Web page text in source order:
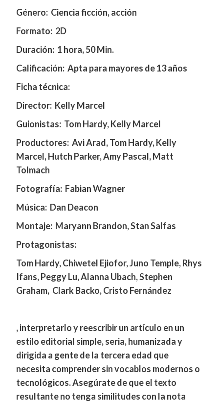
Género: Ciencia ficción, acción
Formato: 2D
Duración: 1 hora, 50 Min.
Calificación: Apta para mayores de 13 años
Ficha técnica:
Director: Kelly Marcel
Guionistas: Tom Hardy, Kelly Marcel
Productores: Avi Arad, Tom Hardy, Kelly
Marcel, Hutch Parker, Amy Pascal, Matt
Tolmach
Fotografía: Fabian Wagner
Música: Dan Deacon
Montaje: Maryann Brandon, Stan Salfas
Protagonistas:
Tom Hardy, Chiwetel Ejiofor, Juno Temple, Rhys
Ifans, Peggy Lu, Alanna Ubach, Stephen
Graham, Clark Backo, Cristo Fernández
, interpretarlo y reescribir un artículo en un
estilo editorial simple, seria, humanizada y
dirigida a gente de la tercera edad que
necesita comprender sin vocablos modernos o
tecnológicos. Asegúrate de que el texto
resultante no tenga similitudes con la nota